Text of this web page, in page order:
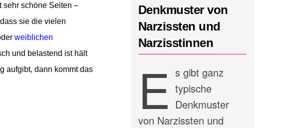
sehr schöne Seiten –
sie die vielen
weiblichen
und belastend ist hält
aufgibt, dann kommt das
Denkmuster von
Narzissten und
Narzisstinnen
E s gibt ganz
typische
Denkmuster
von Narzissten und